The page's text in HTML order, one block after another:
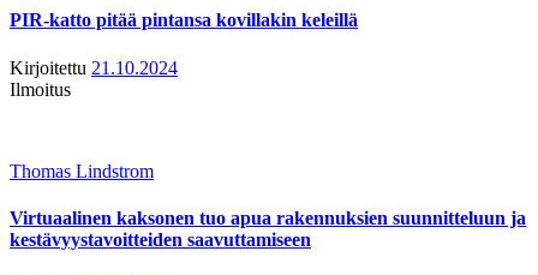
PIR-katto pitää pintansa kovillakin keleillä
Kirjoitettu 21.10.2024
Ilmoitus
Thomas Lindstrom
Virtuaalinen kaksonen tuo apua rakennuksien suunnitteluun ja
kestävyystavoitteiden saavuttamiseen